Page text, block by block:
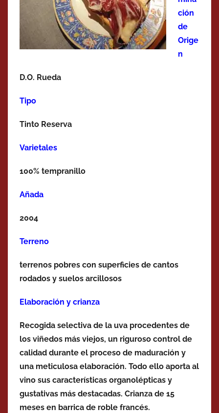
ción
de
Orige
n
D.O. Rueda
Tipo
Tinto Reserva
Varietales
100% tempranillo
Añada
2004
Terreno
terrenos pobres con superficies de cantos
rodados y suelos arcillosos
Elaboración y crianza
Recogida selectiva de la uva procedentes de
los viñedos más viejos, un riguroso control de
calidad durante el proceso de maduración y
una meticulosa elaboración. Todo ello aporta al
vino sus características organolépticas y
gustativas más destacadas. Crianza de 15
meses en barrica de roble francés.